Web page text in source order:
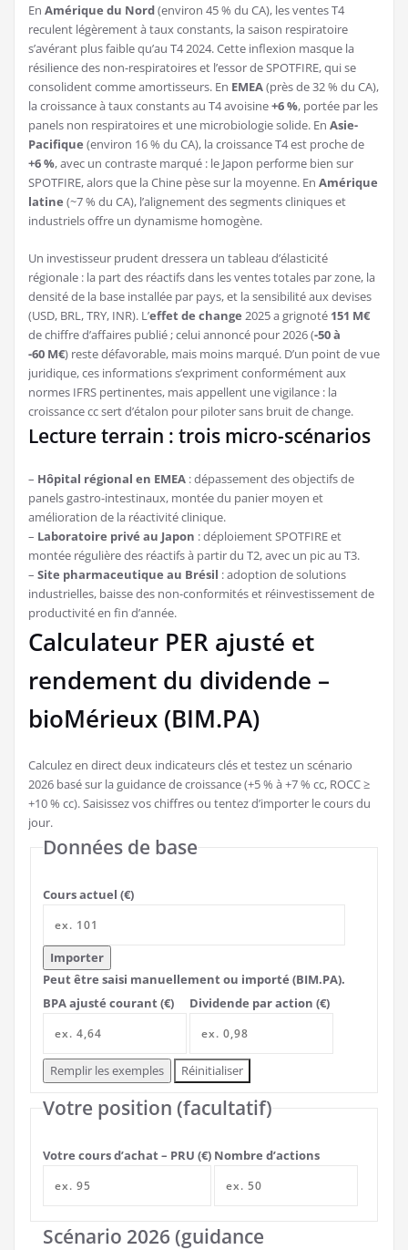
En Amérique du Nord(environ 45 % du CA), les ventes T4
reculent légèrement à taux constants, la saison respiratoire
s’avérant plus faible qu’au T4 2024. Cette inflexion masque la
résilience des non-respiratoires et l’essor de SPOTFIRE, qui se
consolident comme amortisseurs. En EMEA(près de 32 % du CA),
la croissance à taux constants au T4 avoisine+6 %, portée par les
panels non respiratoires et une microbiologie solide. En Asie-
Pacifique (environ 16 % du CA), la croissance T4 est proche de
+6 %, avec un contraste marqué : le Japon performe bien sur
SPOTFIRE, alors que la Chine pèse sur la moyenne. En Amérique
latine (~7 % du CA), l’alignement des segments cliniques et
industriels offre un dynamisme homogène.
Un investisseur prudent dressera un tableau d’élasticité
régionale : la part des réactifs dans les ventes totales par zone, la
densité de la base installée par pays, et la sensibilité aux devises
(USD, BRL, TRY, INR). L’effet de change 2025 a grignoté 151 M€
de chiffre d’affaires publié ; celui annoncé pour 2026 (-50 à
-60 M€) reste défavorable, mais moins marqué. D’un point de vue
juridique, ces informations s’expriment conformément aux
normes IFRS pertinentes, mais appellent une vigilance : la
croissance cc sert d’étalon pour piloter sans bruit de change.
Lecture terrain : trois micro-scénarios
– Hôpital régional en EMEA : dépassement des objectifs de
panels gastro-intestinaux, montée du panier moyen et
amélioration de la réactivité clinique.
– Laboratoire privé au Japon : déploiement SPOTFIRE et
montée régulière des réactifs à partir du T2, avec un pic au T3.
– Site pharmaceutique au Brésil : adoption de solutions
industrielles, baisse des non-conformités et réinvestissement de
productivité en fin d’année.
Calculateur PER ajusté et
rendement du dividende –
bioMérieux (BIM.PA)
Calculez en direct deux indicateurs clés et testez un scénario
2026 basé sur la guidance de croissance (+5 % à +7 % cc, ROCC ≥
+10 % cc). Saisissez vos chiffres ou tentez d’importer le cours du
jour.
Données de base
Cours actuel (€)
Importer
Peut être saisi manuellement ou importé (BIM.PA).
BPA ajusté courant (€)
Dividende par action (€)
Remplir les exemples Réinitialiser
Votre position (facultatif)
Votre cours d’achat – PRU (€) Nombre d’actions
Scénario 2026 (guidance